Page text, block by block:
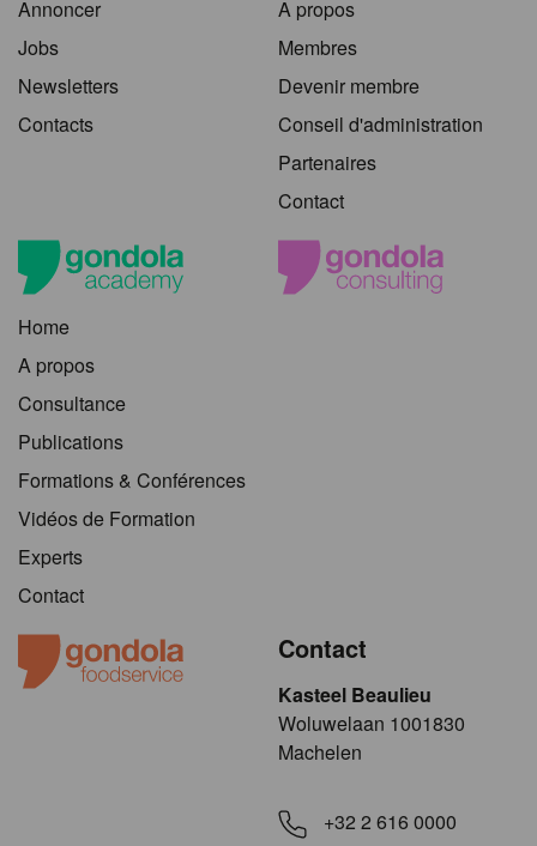
Annoncer
Jobs
Newsletters
Contacts
A propos
Membres
Devenir membre
Conseil d'administration
Partenaires
Contact
Home
A propos
Consultance
Publications
Formations & Conférences
Vidéos de Formation
Experts
Contact
Contact
Kasteel Beaulieu
​​​Woluwelaan 1001830
Machelen
+32 2 616 0000